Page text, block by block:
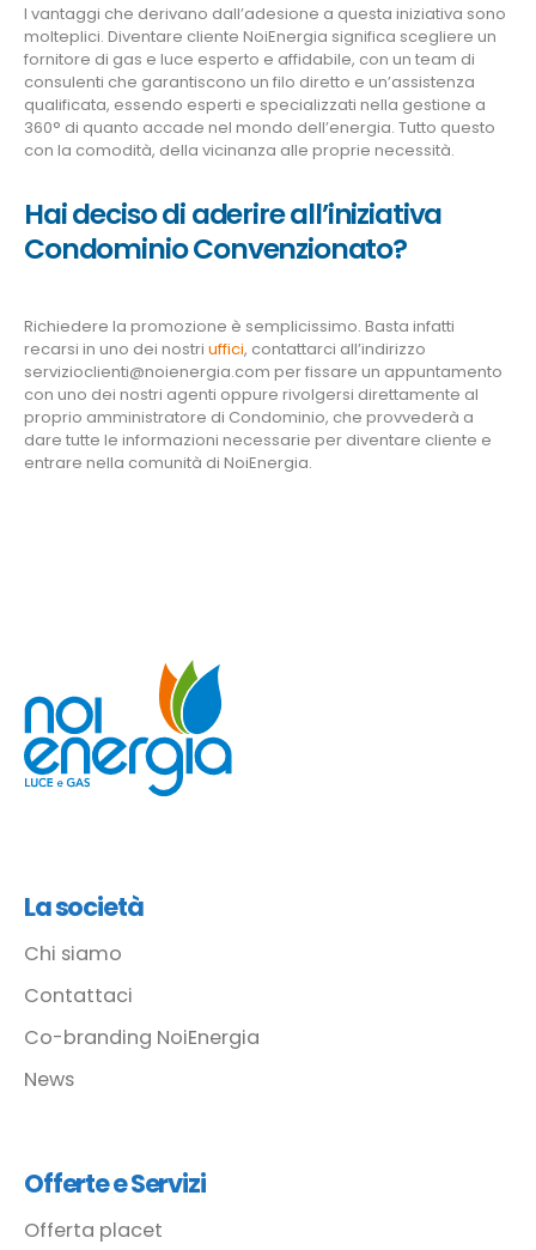
I vantaggi che derivano dall’adesione a questa iniziativa sono
molteplici. Diventare cliente NoiEnergia significa scegliere un
fornitore di gas e luce esperto e affidabile, con un team di
consulenti che garantiscono un filo diretto e un’assistenza
qualificata, essendo esperti e specializzati nella gestione a
360° di quanto accade nel mondo dell’energia. Tutto questo
con la comodità, della vicinanza alle proprie necessità.
Hai deciso di aderire all’iniziativa
Condominio Convenzionato?
Richiedere la promozione è semplicissimo. Basta infatti
recarsi in uno dei nostri uffici, contattarci all’indirizzo
servizioclienti@noienergia.com per fissare un appuntamento
con uno dei nostri agenti oppure rivolgersi direttamente al
proprio amministratore di Condominio, che provvederà a
dare tutte le informazioni necessarie per diventare cliente e
entrare nella comunità di NoiEnergia.
La società
Chi siamo
Contattaci
Co-branding NoiEnergia
News
Offerte e Servizi
Offerta placet